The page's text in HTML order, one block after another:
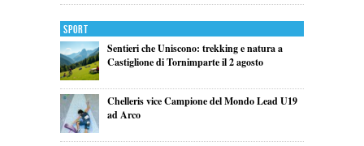
Sport
Sentieri che Uniscono: trekking e natura a
Castiglione di Tornimparte il 2 agosto
Chelleris vice Campione del Mondo Lead U19
ad Arco